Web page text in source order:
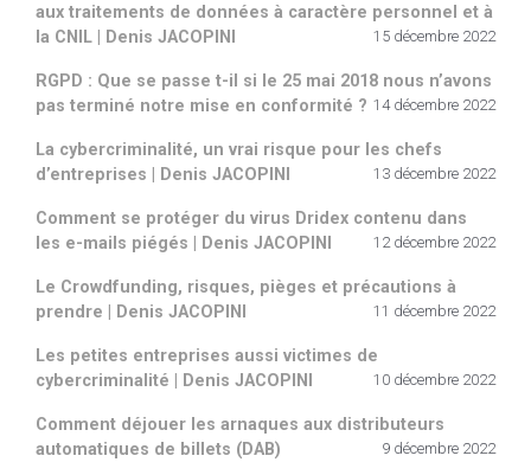
aux traitements de données à caractère personnel et à
la CNIL | Denis JACOPINI
15 décembre 2022
RGPD : Que se passe t-il si le 25 mai 2018 nous n’avons
pas terminé notre mise en conformité ? 14 décembre 2022
La cybercriminalité, un vrai risque pour les chefs
d’entreprises | Denis JACOPINI
13 décembre 2022
Comment se protéger du virus Dridex contenu dans
les e-mails piégés | Denis JACOPINI
12 décembre 2022
Le Crowdfunding, risques, pièges et précautions à
prendre | Denis JACOPINI
11 décembre 2022
Les petites entreprises aussi victimes de
cybercriminalité | Denis JACOPINI
10 décembre 2022
Comment déjouer les arnaques aux distributeurs
automatiques de billets (DAB)
9 décembre 2022